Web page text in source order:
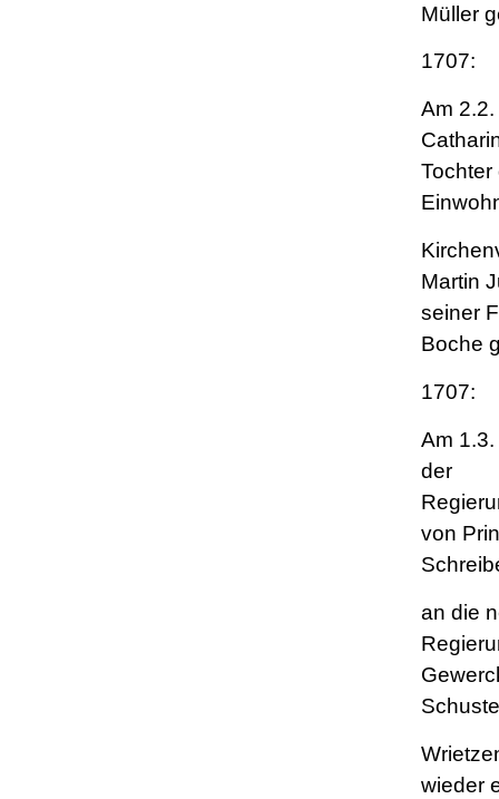
Müller
1707:
Am 2.2.
Martin
seiner
Boche
1707:
Am
der
von
an die
wieder